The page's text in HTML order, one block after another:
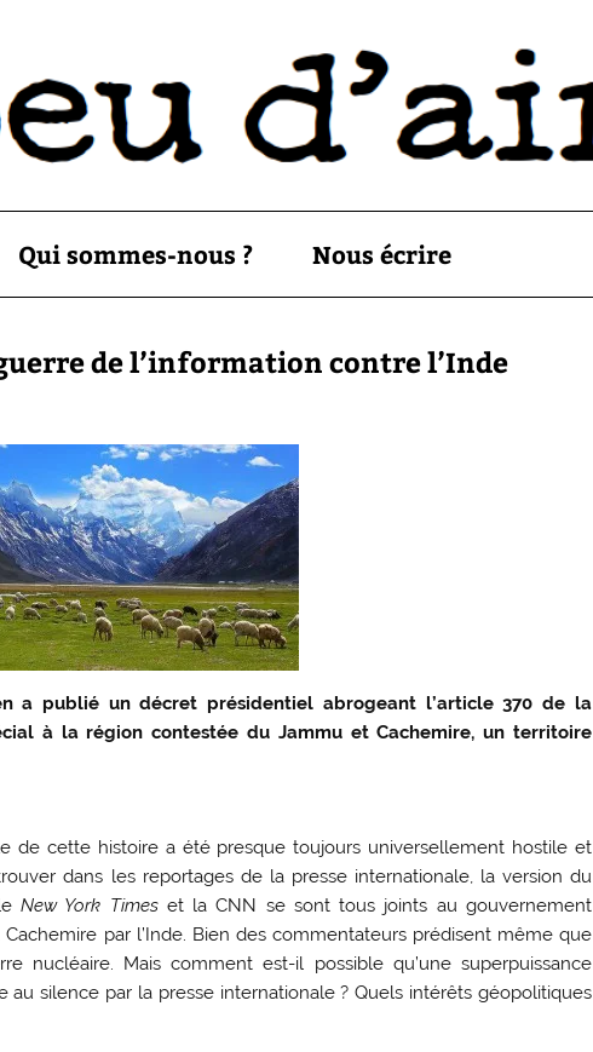
Qui sommes-nous ? Nous écrire
de l’information contre l’Inde
a publié un décret présidentiel abrogeant l’article 370 de la
à la région contestée du Jammu et Cachemire, un territoire
de cette histoire a été presque toujours universellement hostile et
dans les reportages de la presse internationale, la version du
New York Timeset la CNN se sont tous joints au gouvernement
par l’Inde. Bien des commentateurs prédisent même que
nucléaire. Mais comment est-il possible qu’une superpuissance
silence par la presse internationale ? Quels intérêts géopolitiques